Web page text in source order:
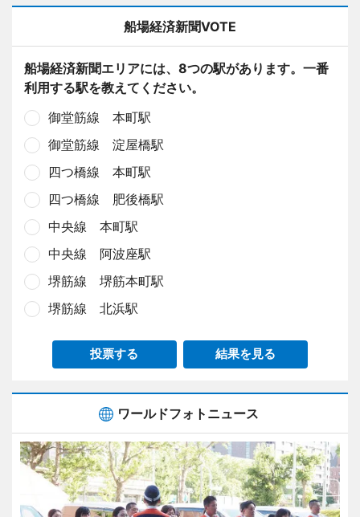
船場経済新聞VOTE
船場経済新聞エリアには、8つの駅があります。一番
利用する駅を教えてください。
御堂筋線 本町駅
御堂筋線 淀屋橋駅
四つ橋線 本町駅
四つ橋線 肥後橋駅
中央線 本町駅
中央線 阿波座駅
堺筋線 堺筋本町駅
堺筋線 北浜駅
投票する 結果を見る
ワールドフォトニュース